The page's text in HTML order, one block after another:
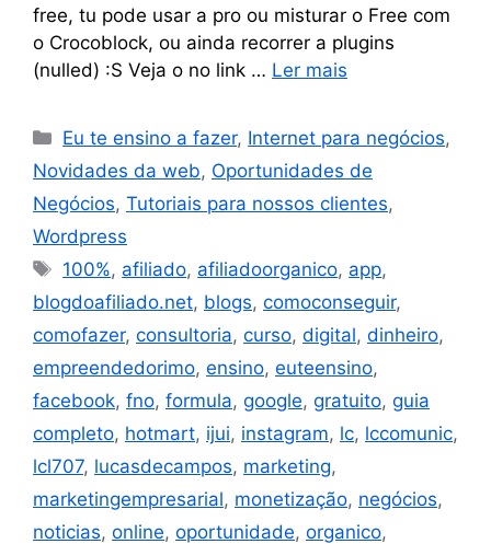
free, tu pode usar a pro ou misturar o Free com
o Crocoblock, ou ainda recorrer a plugins
(nulled) :S Veja o no link … Ler mais
Eu te ensino a fazer, Internet para negócios,
Novidades da web, Oportunidades de
Negócios, Tutoriais para nossos clientes,
Wordpress
100%, afiliado, afiliadoorganico, app,
blogdoafiliado.net, blogs, comoconseguir,
comofazer, consultoria, curso, digital, dinheiro,
empreendedorimo, ensino, euteensino,
facebook, fno, formula, google, gratuito, guia
completo, hotmart, ijui, instagram, lc, lccomunic,
lcl707, lucasdecampos, marketing,
marketingempresarial, monetização, negócios,
noticias, online, oportunidade, organico,